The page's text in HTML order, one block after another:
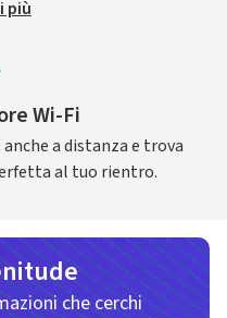
più
Wi-Fi
a distanza e trova
al tuo rientro.
che cerchi